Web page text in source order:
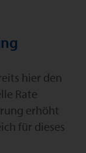
hier den
Rate
erhöht
für dieses